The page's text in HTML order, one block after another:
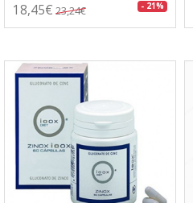
18,45€ 23,24€ - 21%